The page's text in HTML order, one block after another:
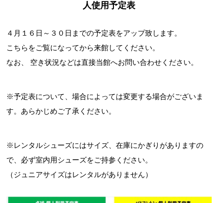
交野市施設予約システム
人使用予定表
４月１６日～３０日までの予定表をアップ致します。
こちらをご覧になってから来館してください。
なお、 空き状況などは直接当館へお問い合わせください。
※予定表について、場合によっては変更する場合がございま
す。あらかじめご了承ください。
※レンタルシューズにはサイズ、在庫にかぎりがありますの
で、必ず室内用シューズをご持参ください。
（ジュニアサイズはレンタルがありません）